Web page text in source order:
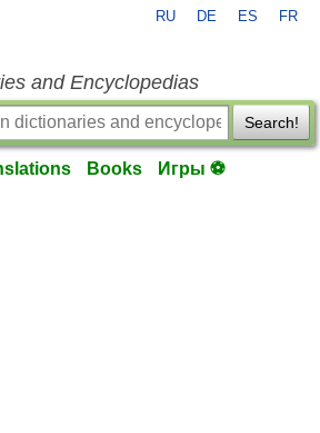
RU DE ES FR
and Encyclopedias
Search!
Books Игры ⚽